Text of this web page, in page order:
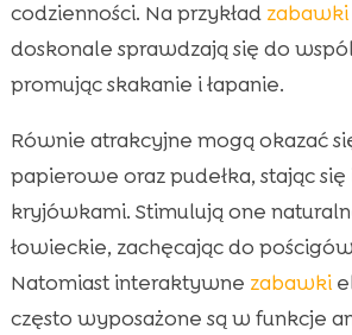
codzienności. Na przykład zabawki
doskonale sprawdzają się do
promując skakanie i łapanie.
Równie atrakcyjne mogą okazać
papierowe oraz pudełka, stając
kryjówkami. Stimulują one
łowieckie, zachęcając do
Natomiast interaktywne zabawki
często wyposażone są w funkcje